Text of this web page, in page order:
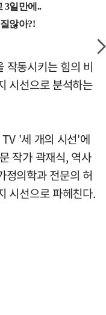
작동시키는 힘의 비
시선으로 분석하는
'세 개의 시선'에
작가 곽재식, 역사
정의학과 전문의 허
시선으로 파헤친다.